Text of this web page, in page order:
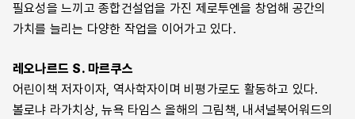
필요성을 느끼고 종합건설업을 가진 제로투엔을 창업해 공간의
가치를 늘리는 다양한 작업을 이어가고 있다.
레오나르드 S. 마르쿠스
어린이책 저자이자, 역사학자이며 비평가로도 활동하고 있다.
볼로냐 라가치상, 뉴욕 타임스 올해의 그림책, 내셔널북어워드의